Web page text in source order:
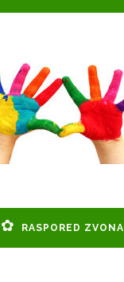
RASPORED ZVONA